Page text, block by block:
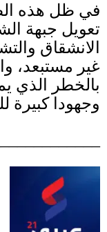
في ظل هذه
تعويل جبهة
الانشقاق
غير مستبعد،
بالخطر الذي
وجهودا